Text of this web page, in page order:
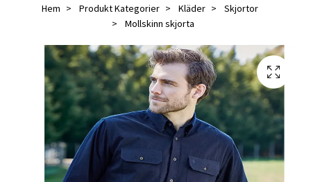
Hem Produkt Kategorier Kläder
Skjortor
Mollskinn skjorta